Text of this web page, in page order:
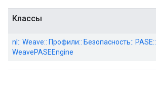
Классы
nl:: Weave:: Профили:: Безопасность:: PASE::
WeavePASEEngine